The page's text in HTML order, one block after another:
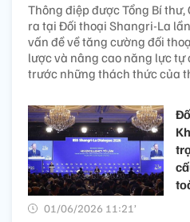
Thông điệp được Tổng Bí
ra tại Đối thoại Shangri-La
vấn đề về tăng cường đối
lược và nâng cao năng lực
trước những thách thức của
01/06/2026 11:21’